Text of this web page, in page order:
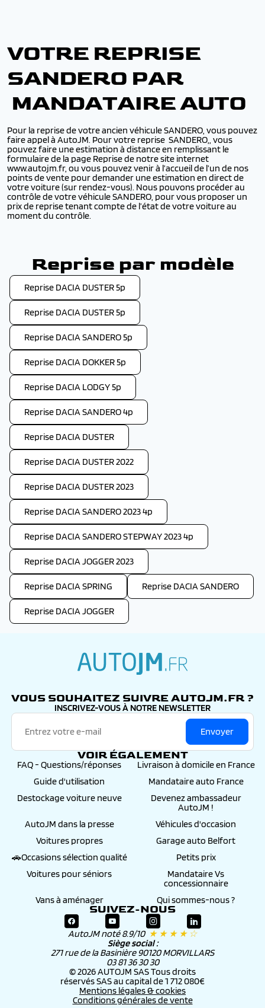
VOTRE REPRISE
SANDERO PAR
MANDATAIRE AUTO
Pour la reprise de votre ancien véhicule SANDERO, vous pouvez
faire appel à AutoJM. Pour votre reprise SANDERO,, vous
pouvez faire une estimation à distance en remplissant le
formulaire de la page Reprise de notre site internet
www.autojm.fr, ou vous pouvez venir à l’accueil de l’un de nos
points de vente pour demander une estimation en direct de
votre voiture (sur rendez-vous). Nous pouvons procéder au
contrôle de votre véhicule SANDERO, pour vous proposer un
prix de reprise tenant compte de l’état de votre voiture au
moment du contrôle.
Reprise par modèle
Reprise DACIA DUSTER 5p
Reprise DACIA DUSTER 5p
Reprise DACIA SANDERO 5p
Reprise DACIA DOKKER 5p
Reprise DACIA LODGY 5p
Reprise DACIA SANDERO 4p
Reprise DACIA DUSTER
Reprise DACIA DUSTER 2022
Reprise DACIA DUSTER 2023
Reprise DACIA SANDERO 2023 4p
Reprise DACIA SANDERO STEPWAY 2023 4p
Reprise DACIA JOGGER 2023
Reprise DACIA SPRING Reprise DACIA SANDERO
Reprise DACIA JOGGER
VOUS SOUHAITEZ SUIVRE AUTOJM.FR ?
INSCRIVEZ-VOUS À NOTRE NEWSLETTER
Envoyer
VOIR ÉGALEMENT
FAQ - Questions/réponses
Livraison à domicile en France
Guide d'utilisation
Mandataire auto France
Destockage voiture neuve
Devenez ambassadeur
AutoJM !
AutoJM dans la presse
Véhicules d'occasion
Voitures propres
Garage auto Belfort
🚗Occasions sélection qualité
Petits prix
Voitures pour séniors
Mandataire Vs
concessionnaire
Vans à aménager
Qui sommes-nous ?
SUIVEZ-NOUS
AutoJM noté 8.9/10 ★ ★ ★ ★ ☆
Siège social :
271 rue de la Basinière 90120 MORVILLARS
03 81 36 30 30
© 2026 AUTOJM SAS Tous droits
réservés SAS au capital de 1 712 080€
Mentions légales & cookies
Conditions générales de vente